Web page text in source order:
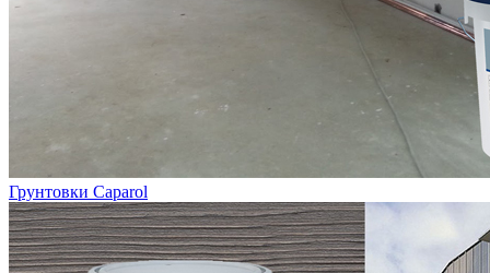
Грунтовки Caparol